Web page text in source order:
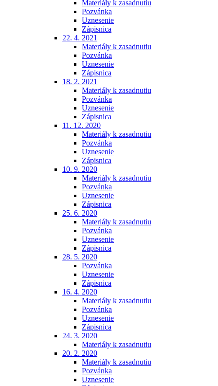
Materiály k zasadnutiu
Pozvánka
Uznesenie
Zápisnica
22. 4. 2021
Materiály k zasadnutiu
Pozvánka
Uznesenie
Zápisnica
18. 2. 2021
Materiály k zasadnutiu
Pozvánka
Uznesenie
Zápisnica
11. 12. 2020
Materiály k zasadnutiu
Pozvánka
Uznesenie
Zápisnica
10. 9. 2020
Materiály k zasadnutiu
Pozvánka
Uznesenie
Zápisnica
25. 6. 2020
Materiály k zasadnutiu
Pozvánka
Uznesenie
Zápisnica
28. 5. 2020
Pozvánka
Uznesenie
Zápisnica
16. 4. 2020
Materiály k zasadnutiu
Pozvánka
Uznesenie
Zápisnica
24. 3. 2020
Materiály k zasadnutiu
20. 2. 2020
Materiály k zasadnutiu
Pozvánka
Uznesenie